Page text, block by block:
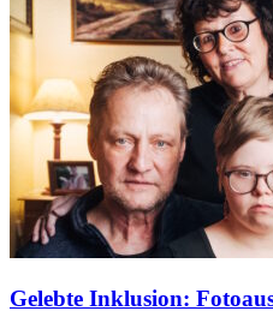
Gelebte Inklusion: